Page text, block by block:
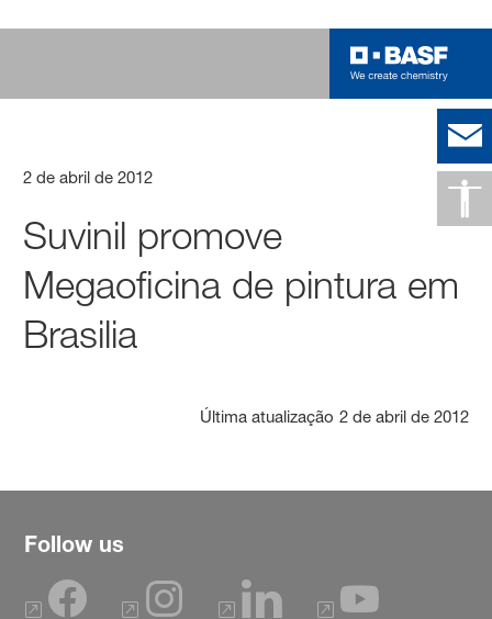
2 de abril de 2012
Suvinil promove
Megaoficina de pintura em
Brasilia
Última atualização 2 de abril de 2012
Follow us